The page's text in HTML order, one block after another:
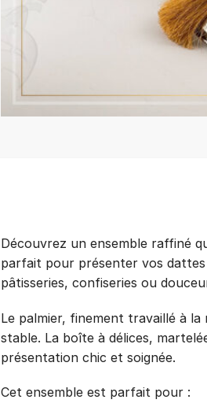
Découvrez un ensemble raffiné
parfait pour présenter vos dattes
pâtisseries, confiseries ou
Le palmier, finement travaillé à
stable. La boîte à délices,
présentation chic et soignée.
Cet ensemble est parfait pour :